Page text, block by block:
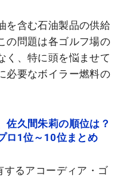
を含む石油製品の供給
の問題は各ゴルフ場の
く、特に頭を悩ませて
必要なボイラー燃料の
佐久間朱莉の順位は？
ロ1位～10位まとめ
るアコーディア・ゴ